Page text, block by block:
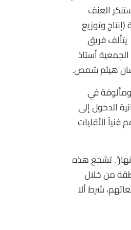
العنف
وتوزيع
فريق
أستاذ
هيثم شمص.
ومألوفة في
الدخول إلى
الأقليات
تشجع هذه
من خلال
شرط ألا